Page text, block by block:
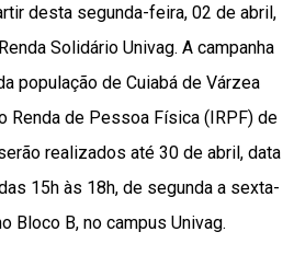
desta segunda-feira, 02 de abril,
Solidário Univag. A campanha
população de Cuiabá de Várzea
Renda de Pessoa Física (IRPF) de
realizados até 30 de abril, data
15h às 18h, de segunda a sexta-
Bloco B, no campus Univag.